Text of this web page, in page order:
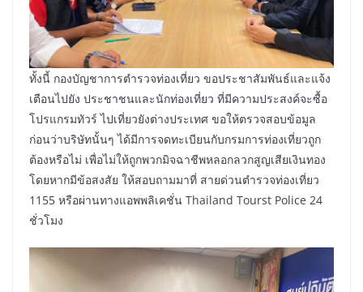
ทั้งนี้ กองบัญชาการตำรวจท่องเที่ยว ขอประชาสัมพันธ์และแจ้ง
เตือนไปยัง ประชาชนและนักท่องเที่ยว ที่มีความประสงค์จะซื้อ
โปรแกรมทัวร์ ไปเที่ยวยังต่างประเทศ ขอให้ตรวจสอบข้อมูล
ก่อนว่าบริษัทนั้นๆ ได้มีการจดทะเบียนกับกรมการท่องเที่ยวถูก
ต้องหรือไม่ เพื่อไม่ให้ถูกพวกมิจฉาชีพหลอกลวกสูญเสียเงินทอง
โดยหากมีข้อสงสัย ให้สอบถามมาที่ สายด่วนตำรวจท่องเที่ยว
1155 หรือผ่านทางแอพพลิเคชั่น Thailand Tourst Police 24
ชั่วโมง